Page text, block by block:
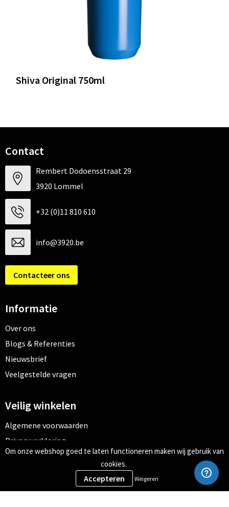
Shiva Original 750ml
Contact
Rembert Dodoensstraat 29
3920 Lommel
+32 (0)11 810 610
info@3920.be
Contacteer ons
Informatie
Over ons
Blogs & Referenties
Nieuwsbrief
Veelgestelde vragen
Veilig winkelen
Algemene voorwaarden
Privacyverklaring
Cookiebeleid
Om onze webshop goed te laten functioneren maken wij gebruik van
cookies.
Weigeren